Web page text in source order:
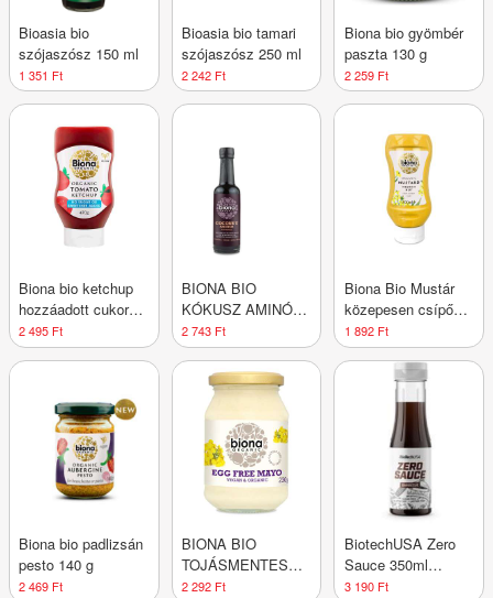
Bioasia bio
szójaszósz 150 ml
1 351 Ft
Bioasia bio tamari
szójaszósz 250 ml
2 242 Ft
Biona bio gyömbér
paszta 130 g
2 259 Ft
Biona bio ketchup
hozzáadott cukor
nélkül 470 g
2 495 Ft
BIONA BIO
KÓKUSZ AMINÓ
SZÓSZ
2 743 Ft
Biona Bio Mustár
közepesen csípős
300 ml
1 892 Ft
Biona bio padlizsán
pesto 140 g
2 469 Ft
BIONA BIO
TOJÁSMENTES
MAJONÉZ 230 g
2 292 Ft
BiotechUSA Zero
Sauce 350ml
barbecue
3 190 Ft